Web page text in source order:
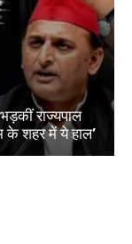
राज्यपाल
शहर में ये हाल’